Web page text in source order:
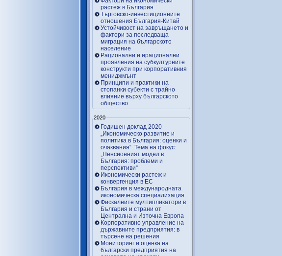
растеж в България
Търговско-инвестиционните
отношения България-Китай
Устойчивост на завръщането и
фактори за последваща
миграция на българското
население
Рационални и ирационални
проявления на субкултурните
конструкти при корпоративния
мениджмънт
Принципи и практики на
стопанки субекти с трайно
влияние върху българското
общество
2020
Годишен доклад 2020
„Икономическо развитие и
политика в България: оценки и
очаквания“. Тема на фокус:
„Пенсионният модел в
България: проблеми и
перспективи“
Икономически растеж и
конвергенция в ЕС
България в международната
икономическа специализация
Фискалните мултипликатори в
България и страни от
Централна и Източна Европа
Корпоративно управление на
държавните предприятия: в
търсене на решения
Мониторинг и оценка на
български предприятия на